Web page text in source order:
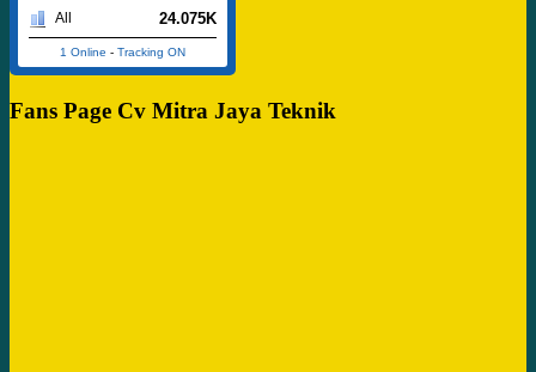
All 24.075K
1 Online - Tracking ON
Fans Page Cv Mitra Jaya Teknik